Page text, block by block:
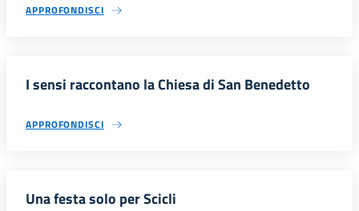
APPROFONDISCI
I sensi raccontano la Chiesa di San Benedetto
APPROFONDISCI
Una festa solo per Scicli